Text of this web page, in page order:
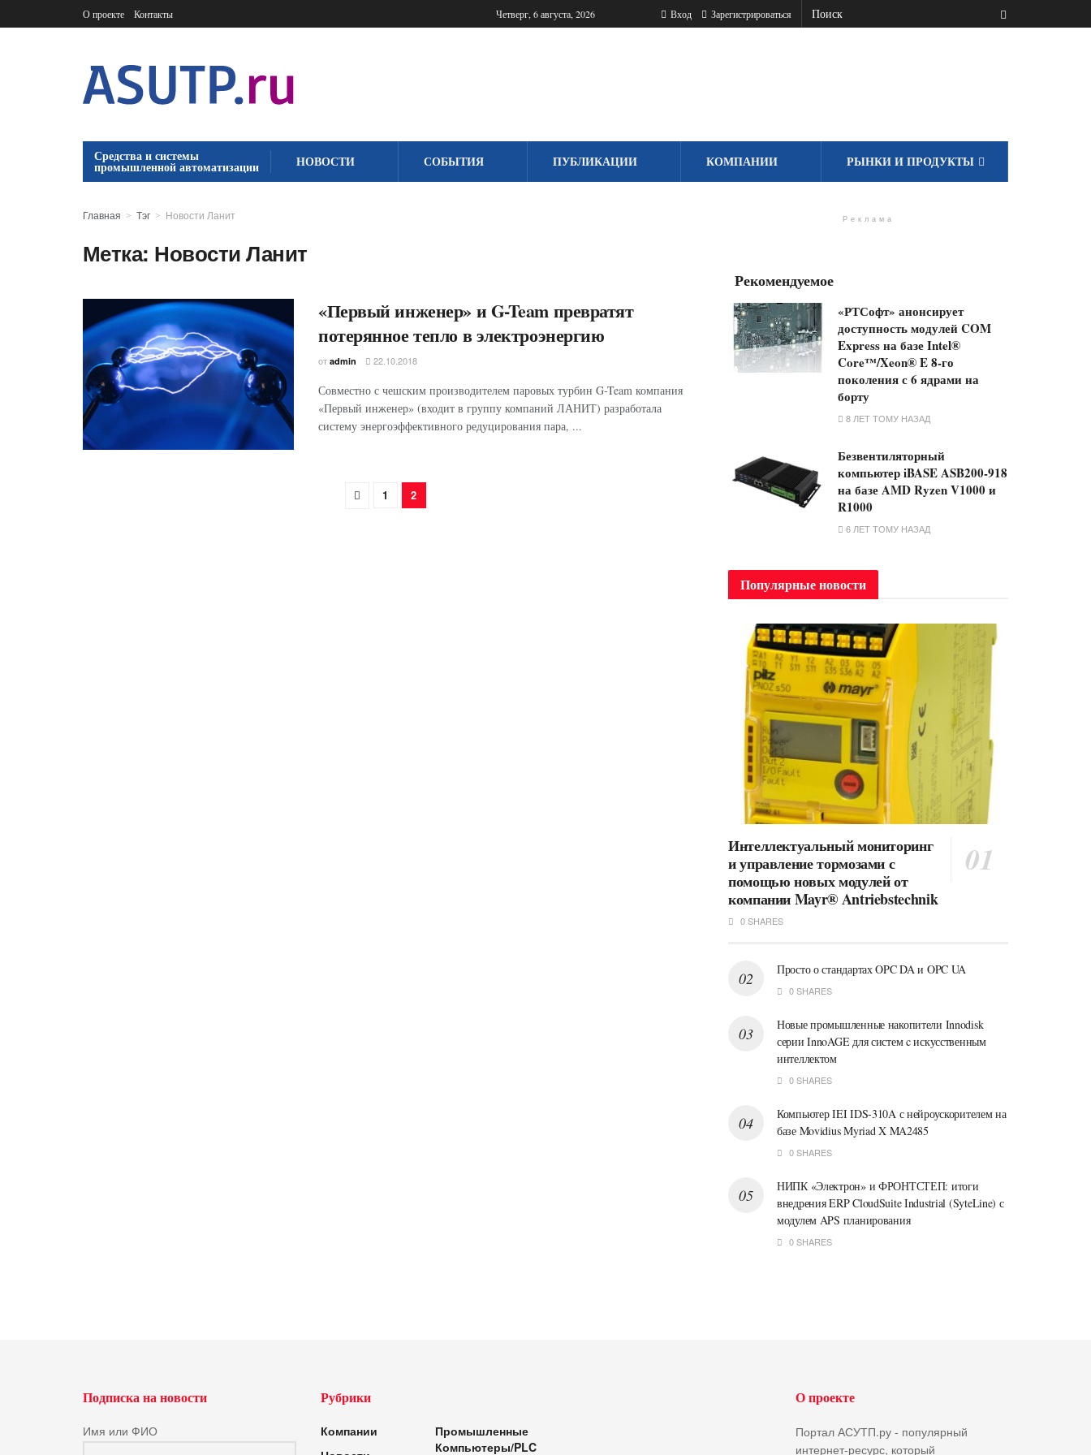
О проекте Контакты Четверг, 6 августа, 2026 Вход Зарегистрироваться
Средства и системы
промышленной автоматизации НОВОСТИ СОБЫТИЯ ПУБЛИКАЦИИ КОМПАНИИ РЫНКИ И ПРОДУКТЫ
Главная Тэг Новости Ланит
Метка: Новости Ланит
«Первый инженер» и G-Team превратят
потерянное тепло в электроэнергию
от admin 22.10.2018
Совместно с чешским производителем паровых турбин G-Team компания
«Первый инженер» (входит в группу компаний ЛАНИТ) разработала
систему энергоэффективного редуцирования пара, ...
1 2
Реклама
Рекомендуемое
«РТСофт» анонсирует
доступность модулей COM
Express на базе Intel®
Core™/Xeon® E 8-го
поколения с 6 ядрами на
борту
8 ЛЕТ ТОМУ НАЗАД
Безвентиляторный
компьютер iBASE ASB200-918
на базе AMD Ryzen V1000 и
R1000
6 ЛЕТ ТОМУ НАЗАД
Популярные новости
Интеллектуальный мониторинг
и управление тормозами с
помощью новых модулей от
компании Mayr® Antriebstechnik
0 SHARES
Просто о стандартах OPC DA и OPC UA
0 SHARES
Новые промышленные накопители Innodisk
серии InnoAGE для систем c искусственным
интеллектом
0 SHARES
Компьютер IEI IDS-310A с нейроускорителем на
базе Movidius Myriad X MA2485
0 SHARES
НИПК «Электрон» и ФРОНТСТЕП: итоги
внедрения ERP CloudSuite Industrial (SyteLine) с
модулем APS планирования
0 SHARES
Подписка на новости
Имя или ФИО
Рубрики
Компании
Промышленные
Компьютеры/PLC
О проекте
Портал АСУТП.ру - популярный
интернет-ресурс, который